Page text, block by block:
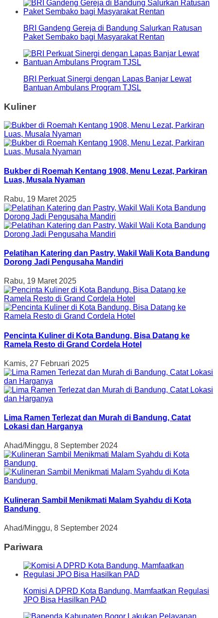
BRI Gandeng Gereja di Bandung Salurkan Ratusan
Paket Sembako bagi Masyarakat Rentan
BRI Perkuat Sinergi dengan Lapas Banjar Lewat
Bantuan Ambulans Program TJSL
Kuliner
Bukber di Roemah Kentang 1908, Menu Lezat, Parkiran
Luas, Musala Nyaman
Rabu, 19 Maret 2025
Pelatihan Katering dan Pastry, Wakil Wali Kota Bandung
Dorong Jadi Pengusaha Mandiri
Rabu, 19 Maret 2025
Pencinta Kuliner di Kota Bandung, Bisa Datang ke
Ramela Resto di Grand Cordela Hotel
Kamis, 27 Februari 2025
Lima Ramen Terlezat dan Murah di Bandung, Catat
Lokasi dan Harganya
Ahad/Minggu, 8 September 2024
Kulineran Sambil Menikmati Malam Syahdu di Kota
Bandung
Ahad/Minggu, 8 September 2024
Pariwara
Komisi A DPRD Kota Bandung, Mamfaatkan Regulasi
JPO Bisa Hasilkan PAD